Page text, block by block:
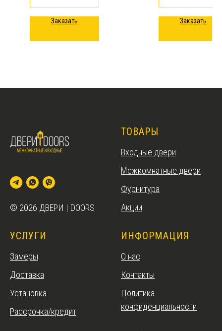
Заказать Заказать
© 2026 ДВЕРИ | DOORS
ТОВАРЫ
Входные двери
Межкомнатные двери
Фурнитура
Акции
УСЛУГИ
Замеры
Доставка
Установка
Рассрочка/кредит
ИНФОРМАЦИЯ
О нас
Контакты
Политика
конфиденциальности